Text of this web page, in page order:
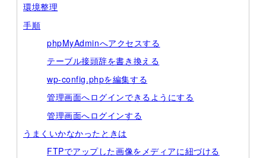
環境整理
手順
phpMyAdminへアクセスする
テーブル接頭辞を書き換える
wp-config.phpを編集する
管理画面へログインできるようにする
管理画面へログインする
うまくいかなかったときは
FTPでアップした画像をメディアに紐づける